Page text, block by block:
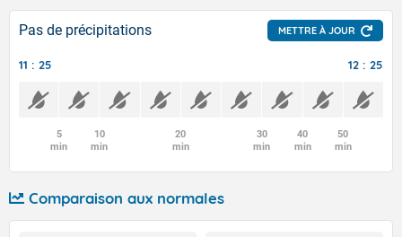
Pas de précipitations METTRE À JOUR
11 : 25 12 : 25
5
min
10
min
20
min
30
min
40
min
50
min
Comparaison aux normales